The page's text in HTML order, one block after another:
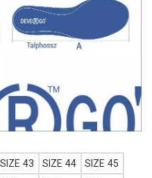
SIZE 43 SIZE 44
SIZE 45